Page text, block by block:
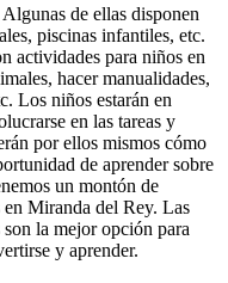
de ellas disponen
piscinas infantiles, etc.
actividades para niños en
hacer manualidades,
Los niños estarán en
en las tareas y
por ellos mismos cómo
de aprender sobre
un montón de
Miranda del Rey. Las
la mejor opción para
y aprender.